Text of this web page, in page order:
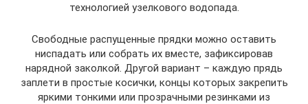
технологией узелкового водопада.
Свободные распущенные прядки можно оставить
ниспадать или собрать их вместе, зафиксировав
нарядной заколкой. Другой вариант – каждую прядь
заплети в простые косички, концы которых закрепить
яркими тонкими или прозрачными резинками из